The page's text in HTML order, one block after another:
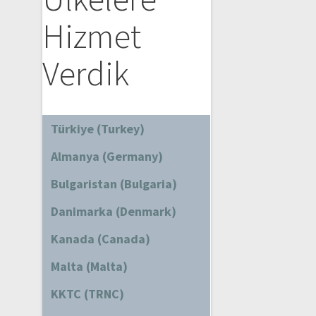
Hizmet
Verdik
Türkiye (Turkey)
Almanya (Germany)
Bulgaristan (Bulgaria)
Danimarka (Denmark)
Kanada (Canada)
Malta (Malta)
KKTC (TRNC)